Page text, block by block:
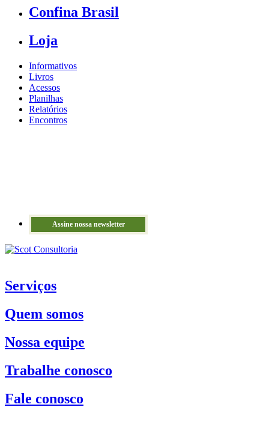
Confina Brasil
Loja
Informativos
Livros
Acessos
Planilhas
Relatórios
Encontros
Assine nossa newsletter
Serviços
Quem somos
Nossa equipe
Trabalhe conosco
Fale conosco